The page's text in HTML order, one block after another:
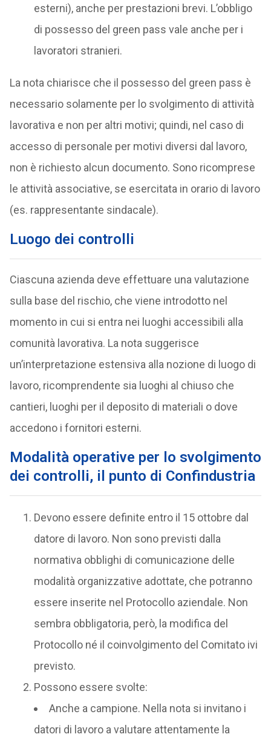
esterni), anche per prestazioni brevi. L’obbligo
di possesso del green pass vale anche per i
lavoratori stranieri.
La nota chiarisce che il possesso del green pass è
necessario solamente per lo svolgimento di attività
lavorativa e non per altri motivi; quindi, nel caso di
accesso di personale per motivi diversi dal lavoro,
non è richiesto alcun documento. Sono ricomprese
le attività associative, se esercitata in orario di lavoro
(es. rappresentante sindacale).
Luogo dei controlli
Ciascuna azienda deve effettuare una valutazione
sulla base del rischio, che viene introdotto nel
momento in cui si entra nei luoghi accessibili alla
comunità lavorativa. La nota suggerisce
un’interpretazione estensiva alla nozione di luogo di
lavoro, ricomprendente sia luoghi al chiuso che
cantieri, luoghi per il deposito di materiali o dove
accedono i fornitori esterni.
Modalità operative per lo svolgimento
dei controlli, il punto di Confindustria
Devono essere definite entro il 15 ottobre dal
datore di lavoro. Non sono previsti dalla
normativa obblighi di comunicazione delle
modalità organizzative adottate, che potranno
essere inserite nel Protocollo aziendale. Non
sembra obbligatoria, però, la modifica del
Protocollo né il coinvolgimento del Comitato ivi
previsto.
Possono essere svolte:
Anche a campione. Nella nota si invitano i
datori di lavoro a valutare attentamente la